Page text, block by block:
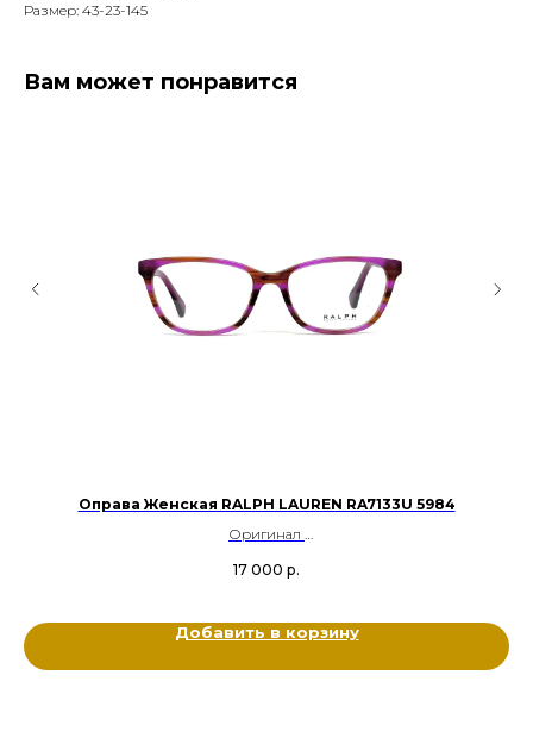
Размер: 43-23-145
Вам может понравится
Оправа Женская RALPH LAUREN RA7133U 5984
Оригинал
Цвет: Фуксия, Янтарный
17 000 р.
Добавить в корзину